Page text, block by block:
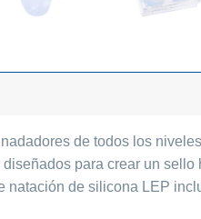
de todos los
para crear un
natación de silicona LEP